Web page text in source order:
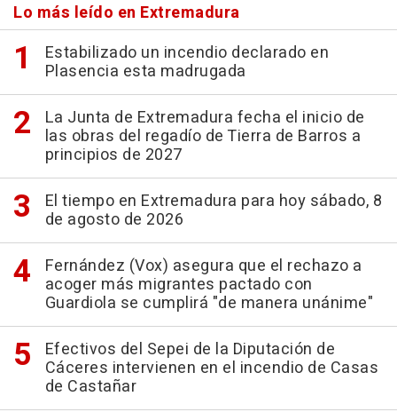
Lo más leído en Extremadura
Estabilizado un incendio declarado en
Plasencia esta madrugada
La Junta de Extremadura fecha el inicio de
las obras del regadío de Tierra de Barros a
principios de 2027
El tiempo en Extremadura para hoy sábado, 8
de agosto de 2026
Fernández (Vox) asegura que el rechazo a
acoger más migrantes pactado con
Guardiola se cumplirá "de manera unánime"
Efectivos del Sepei de la Diputación de
Cáceres intervienen en el incendio de Casas
de Castañar